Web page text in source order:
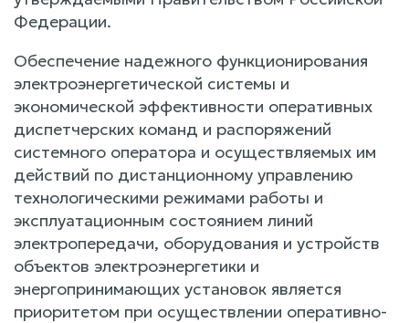
Федерации.
Обеспечение надежного функционирования
электроэнергетической системы и
экономической эффективности оперативных
диспетчерских команд и распоряжений
системного оператора и осуществляемых им
действий по дистанционному управлению
технологическими режимами работы и
эксплуатационным состоянием линий
электропередачи, оборудования и устройств
объектов электроэнергетики и
энергопринимающих установок является
приоритетом при осуществлении оперативно-